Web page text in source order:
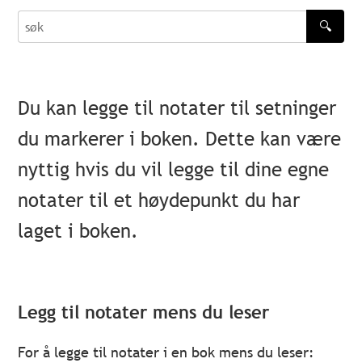
søk
🔍
Du kan legge til notater til setninger
du markerer i boken. Dette kan være
nyttig hvis du vil legge til dine egne
notater til et høydepunkt du har
laget i boken.
Legg til notater mens du leser
For å legge til notater i en bok mens du leser: